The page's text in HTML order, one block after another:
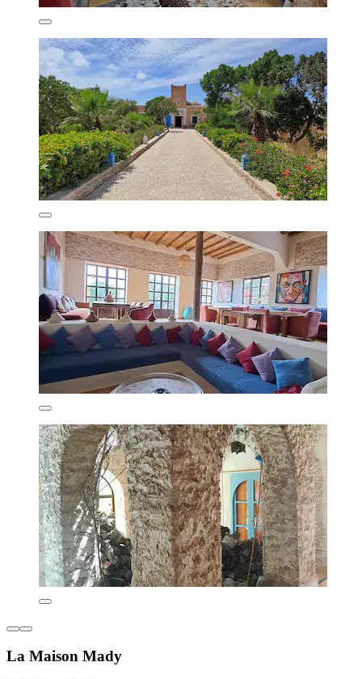
La Maison Mady